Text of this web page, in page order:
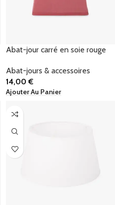
Abat-jour carré en soie rouge
Abat-jours & accessoires
14,00€
Ajouter Au Panier